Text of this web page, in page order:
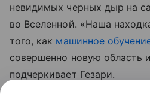
невидимых черных дыр на
во Вселенной. «Наша
того, как машинное
совершенно новую область
подчеркивает Гезари.